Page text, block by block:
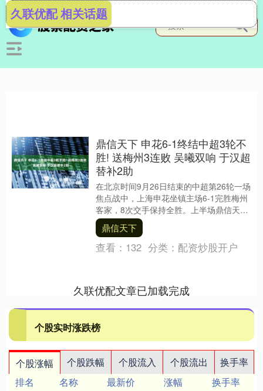
久联优配 相关话题
鼎信天下 申花6-1终结中超3轮不
胜! 送梅州3连败 吴曦双响 于汉超
替补2助
在北京时间9月26日结束的中超第26轮一场
焦点战中，上海申花坐镇主场6-1完胜梅州
客家，8次交手保持全胜。上半场鼎信天
下，阿苏埃两连击破僵局，约契奇头球中
柱，吴....
鼎信天下
查看： 132 分类： 配资炒股开户
久联优配文章已加载完成
个股实时涨跌榜
个股涨幅 个股跌幅 个股流入 个股流出
换手率
排名
名称 最新价 涨幅
换手率